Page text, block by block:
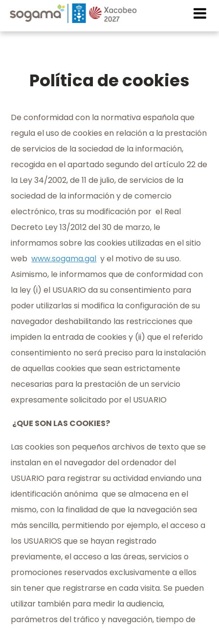
Pasar al contenido principal
Imaxe Imaxe
Política de cookies
De conformidad con la normativa española que
regula el uso de cookies en relación a la prestación
de servicios de la sociedad de la información,
recogida en el apartado segundo del artículo 22 de
la Ley 34/2002, de 11 de julio, de servicios de la
sociedad de la información y de comercio
electrónico, tras su modificación por el Real
Decreto Ley 13/2012 del 30 de marzo, le
informamos sobre las cookies utilizadas en el sitio
webwww.sogama.gal y el motivo de su uso.
Asimismo, le informamos que de conformidad con
la ley (i) el USUARIO da su consentimiento para
poder utilizarlas si modifica la configuración de su
navegador deshabilitando las restricciones que
impiden la entrada de cookies y (ii) que el referido
consentimiento no será preciso para la instalación
de aquellas cookies que sean estrictamente
necesarias para la prestación de un servicio
expresamente solicitado por el USUARIO
¿QUE SON LAS COOKIES?
Las cookies son pequeños archivos de texto que se
instalan en el navegador del ordenador del
USUARIO para registrar su actividad enviando una
identificación anónima que se almacena en el
mismo, con la finalidad de que la navegación sea
más sencilla, permitiendo por ejemplo, el acceso a
los USUARIOS que se hayan registrado
previamente, el acceso a las áreas, servicios o
promociones reservados exclusivamente a ellos
sin tener que registrarse en cada visita. Se pueden
utilizar también para medir la audiencia,
parámetros del tráfico y navegación, tiempo de